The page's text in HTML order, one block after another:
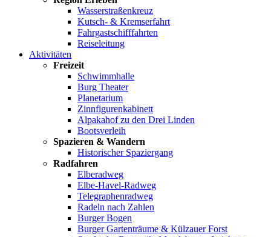
Wasserstraßenkreuz
Kutsch- & Kremserfahrt
Fahrgastschifffahrten
Reiseleitung
Aktivitäten
Freizeit
Schwimmhalle
Burg Theater
Planetarium
Zinnfigurenkabinett
Alpakahof zu den Drei Linden
Bootsverleih
Spazieren & Wandern
Historischer Spaziergang
Radfahren
Elberadweg
Elbe-Havel-Radweg
Telegraphenradweg
Radeln nach Zahlen
Burger Bogen
Burger Gartenträume & Külzauer Forst